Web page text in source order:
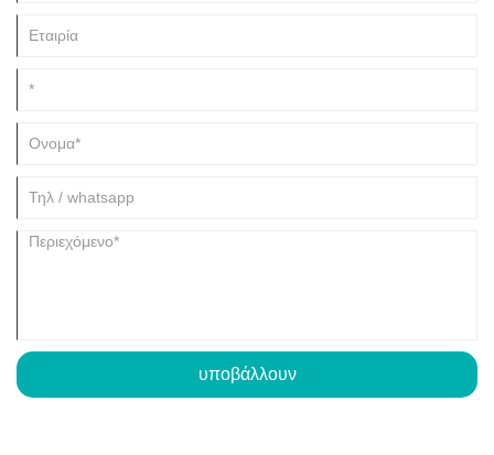
υποβάλλουν